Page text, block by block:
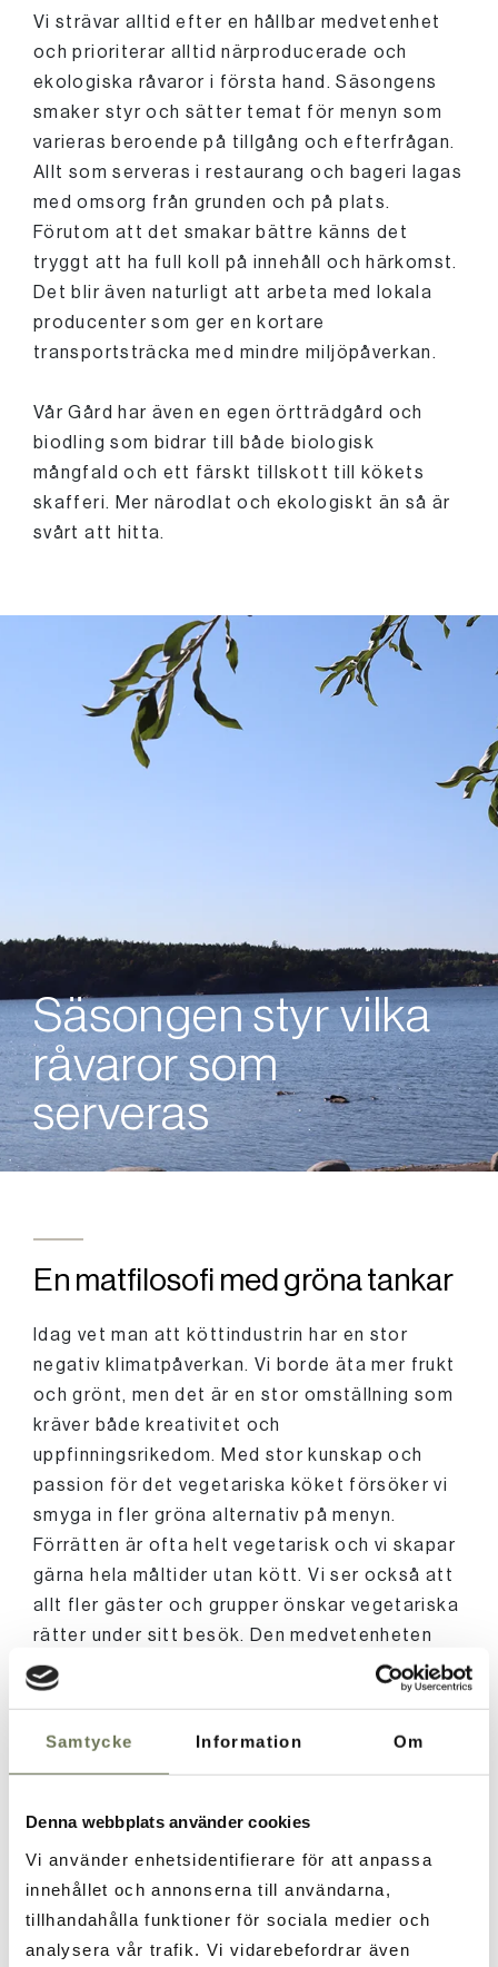
Samtycke Information Om
Denna webbplats använder cookies
Vi använder enhetsidentifierare för att anpassa
innehållet och annonserna till användarna,
tillhandahålla funktioner för sociala medier och
analysera vår trafik. Vi vidarebefordrar även
Vi strävar alltid efter en hållbar medvetenhet
och prioriterar alltid närproducerade och
ekologiska råvaror i första hand. Säsongens
smaker styr och sätter temat för menyn som
varieras beroende på tillgång och efterfrågan.
Allt som serveras i restaurang och bageri lagas
med omsorg från grunden och på plats.
Förutom att det smakar bättre känns det
tryggt att ha full koll på innehåll och härkomst.
Det blir även naturligt att arbeta med lokala
producenter som ger en kortare
transportsträcka med mindre miljöpåverkan.
Vår Gård har även en egen örtträdgård och
biodling som bidrar till både biologisk
mångfald och ett färskt tillskott till kökets
skafferi. Mer närodlat och ekologiskt än så är
svårt att hitta.
Säsongen styr vilka
råvaror som
serveras
En matfilosofi med gröna tankar
Idag vet man att köttindustrin har en stor
negativ klimatpåverkan. Vi borde äta mer frukt
och grönt, men det är en stor omställning som
kräver både kreativitet och
uppfinningsrikedom. Med stor kunskap och
passion för det vegetariska köket försöker vi
smyga in fler gröna alternativ på menyn.
Förrätten är ofta helt vegetarisk och vi skapar
gärna hela måltider utan kött. Vi ser också att
allt fler gäster och grupper önskar vegetariska
rätter under sitt besök. Den medvetenheten
uppskattar vi och hoppas på en grönare
utveckling.
Matsvinn och återvinning
Som restaurangkök har vi ett stort ansvar att